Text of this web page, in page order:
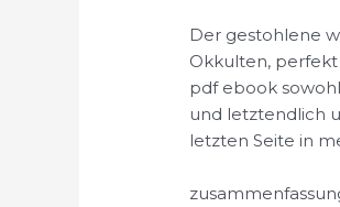
Der gestohlene
Okkulten, perfekt
pdf ebook
und letztendlich
letzten Seite in